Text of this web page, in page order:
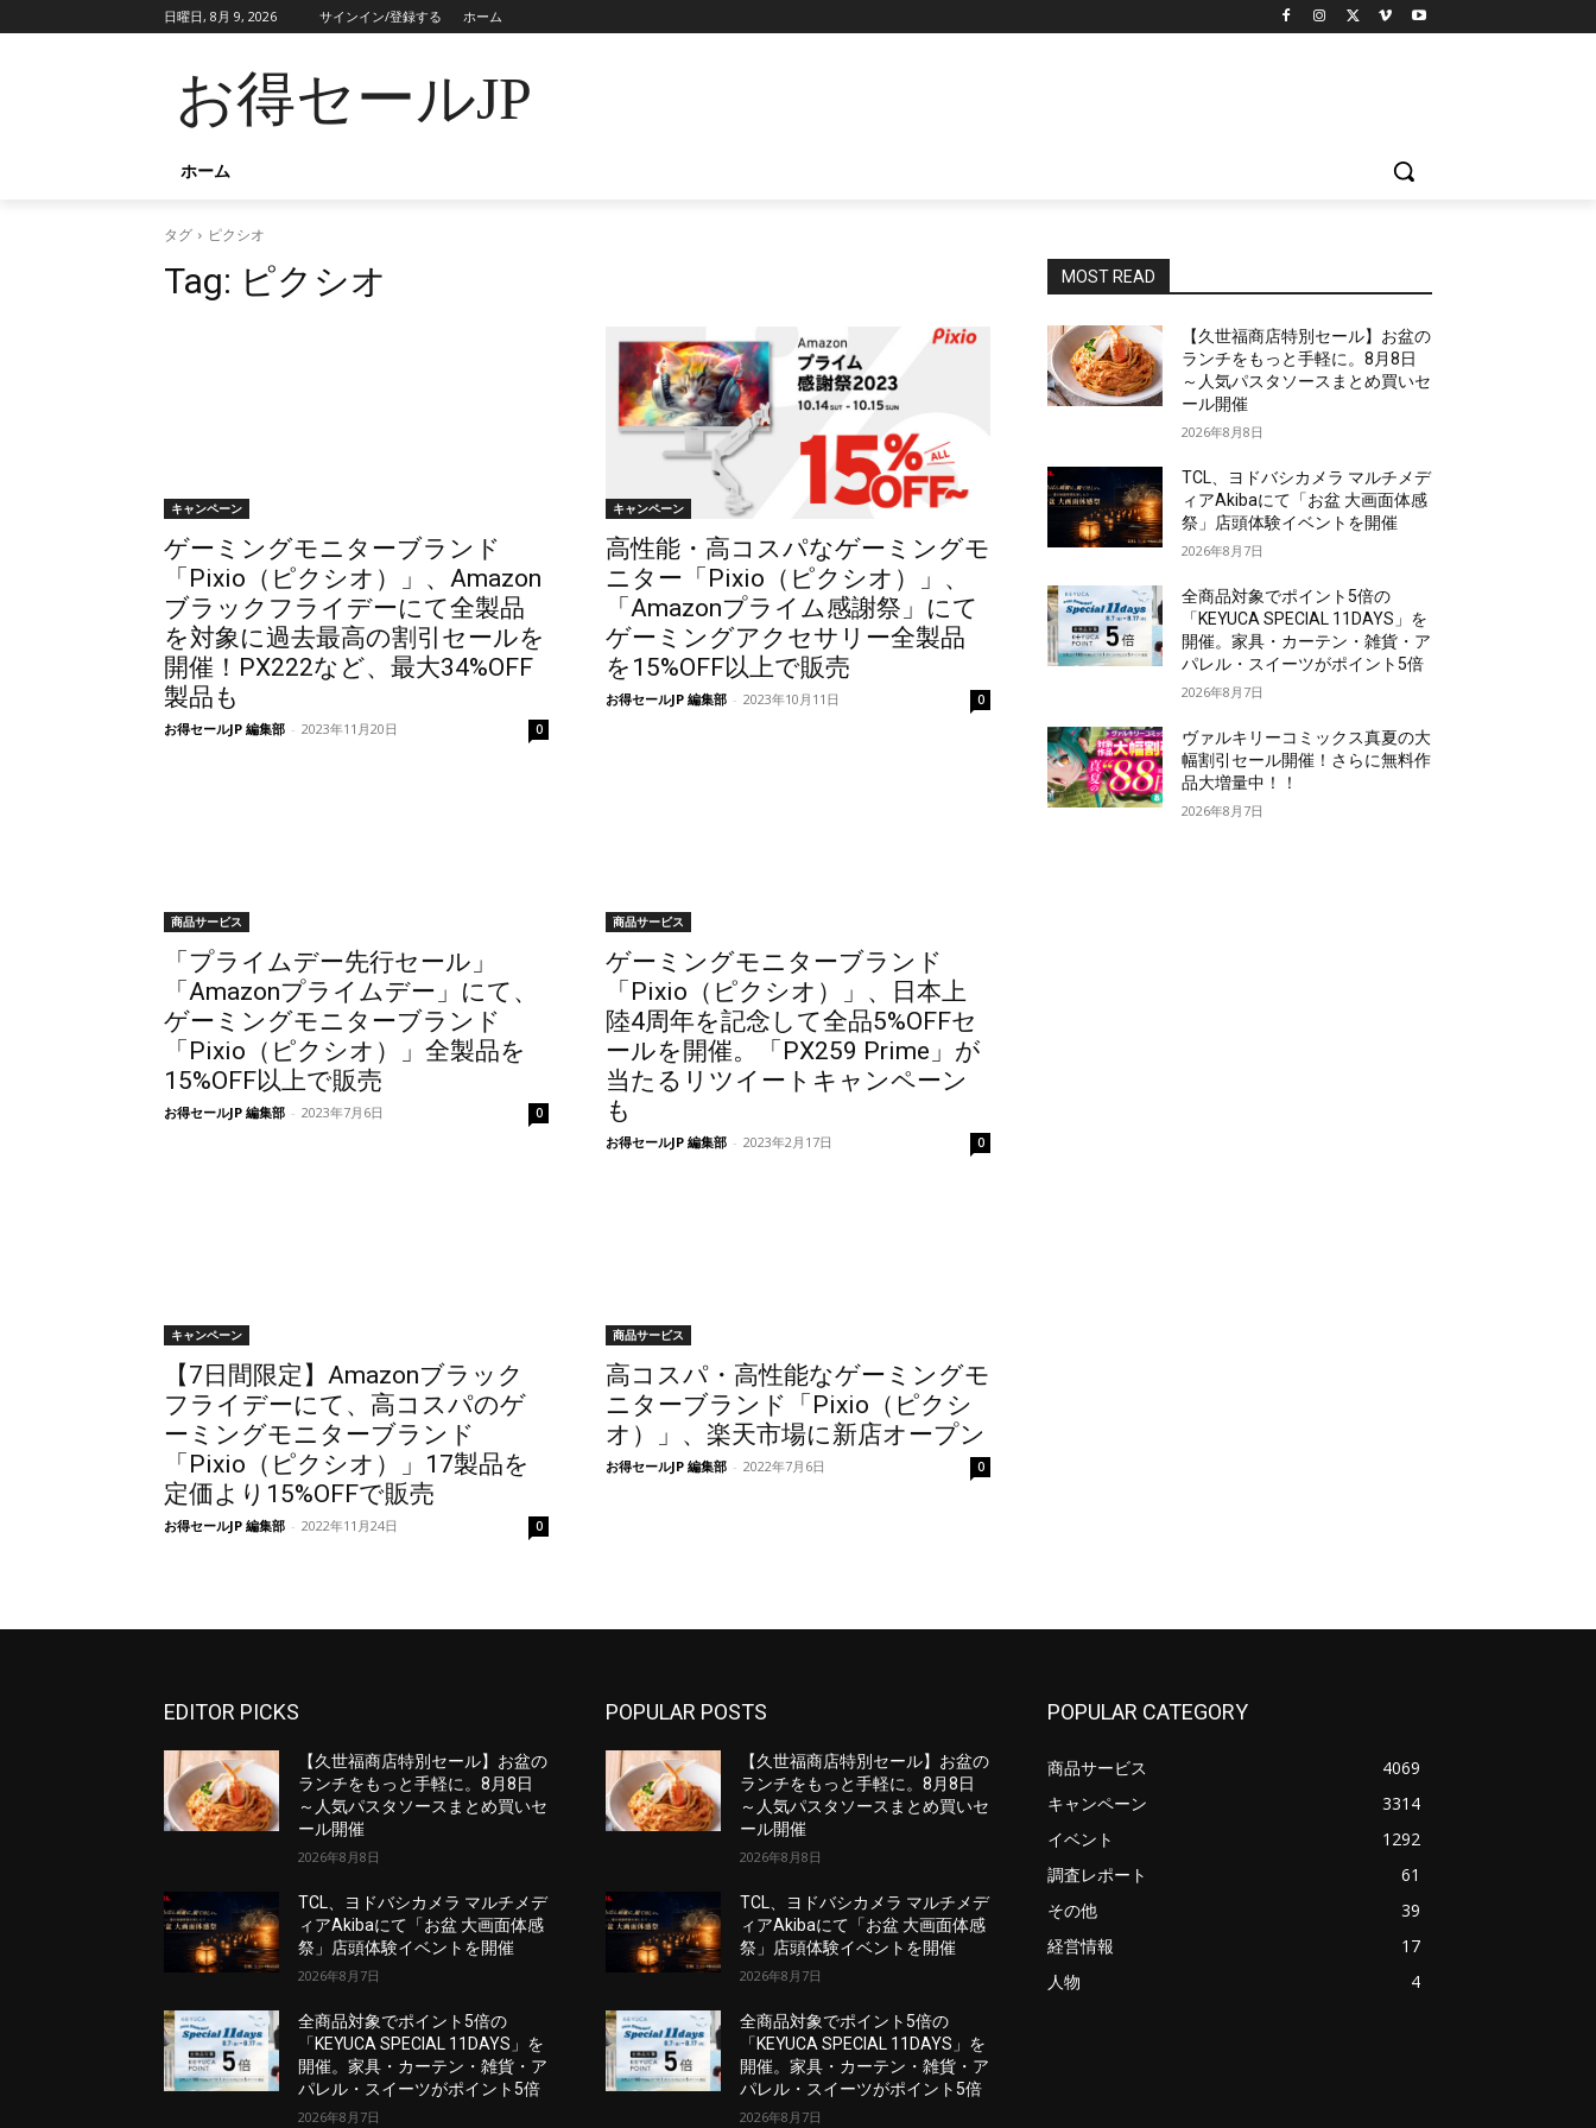
日曜日, 8月 9, 2026 サインイン/登録する ホーム
お得セールJP
ホーム
タグ ピクシオ
Tag: ピクシオ
キャンペーン
ゲーミングモニターブランド
「Pixio（ピクシオ）」、Amazon
ブラックフライデーにて全製品
を対象に過去最高の割引セールを
開催！PX222など、最大34%OFF
製品も
お得セールJP 編集部 - 2023年11月20日 0
キャンペーン
高性能・高コスパなゲーミングモ
ニター「Pixio（ピクシオ）」、
「Amazonプライム感謝祭」にて
ゲーミングアクセサリー全製品
を15%OFF以上で販売
お得セールJP 編集部 - 2023年10月11日 0
商品サービス
「プライムデー先行セール」
「Amazonプライムデー」にて、
ゲーミングモニターブランド
「Pixio（ピクシオ）」全製品を
15%OFF以上で販売
お得セールJP 編集部 - 2023年7月6日 0
商品サービス
ゲーミングモニターブランド
「Pixio（ピクシオ）」、日本上
陸4周年を記念して全品5%OFFセ
ールを開催。「PX259 Prime」が
当たるリツイートキャンペーン
も
お得セールJP 編集部 - 2023年2月17日 0
キャンペーン
【7日間限定】Amazonブラック
フライデーにて、高コスパのゲ
ーミングモニターブランド
「Pixio（ピクシオ）」17製品を
定価より15%OFFで販売
お得セールJP 編集部 - 2022年11月24日 0
商品サービス
高コスパ・高性能なゲーミングモ
ニターブランド「Pixio（ピクシ
オ）」、楽天市場に新店オープン
お得セールJP 編集部 - 2022年7月6日 0
MOST READ
【久世福商店特別セール】お盆の
ランチをもっと手軽に。8月8日
～人気パスタソースまとめ買いセ
ール開催
2026年8月8日
TCL、ヨドバシカメラ マルチメデ
ィアAkibaにて「お盆 大画面体感
祭」店頭体験イベントを開催
2026年8月7日
全商品対象でポイント5倍の
「KEYUCA SPECIAL 11DAYS」を
開催。家具・カーテン・雑貨・ア
パレル・スイーツがポイント5倍
2026年8月7日
ヴァルキリーコミックス真夏の大
幅割引セール開催！さらに無料作
品大増量中！！
2026年8月7日
EDITOR PICKS
【久世福商店特別セール】お盆の
ランチをもっと手軽に。8月8日
～人気パスタソースまとめ買いセ
ール開催
2026年8月8日
TCL、ヨドバシカメラ マルチメデ
ィアAkibaにて「お盆 大画面体感
祭」店頭体験イベントを開催
2026年8月7日
全商品対象でポイント5倍の
「KEYUCA SPECIAL 11DAYS」を
開催。家具・カーテン・雑貨・ア
パレル・スイーツがポイント5倍
2026年8月7日
POPULAR POSTS
【久世福商店特別セール】お盆の
ランチをもっと手軽に。8月8日
～人気パスタソースまとめ買いセ
ール開催
2026年8月8日
TCL、ヨドバシカメラ マルチメデ
ィアAkibaにて「お盆 大画面体感
祭」店頭体験イベントを開催
2026年8月7日
全商品対象でポイント5倍の
「KEYUCA SPECIAL 11DAYS」を
開催。家具・カーテン・雑貨・ア
パレル・スイーツがポイント5倍
2026年8月7日
POPULAR CATEGORY
商品サービス
4069
キャンペーン
3314
イベント
1292
調査レポート
61
その他
39
経営情報
17
人物
4